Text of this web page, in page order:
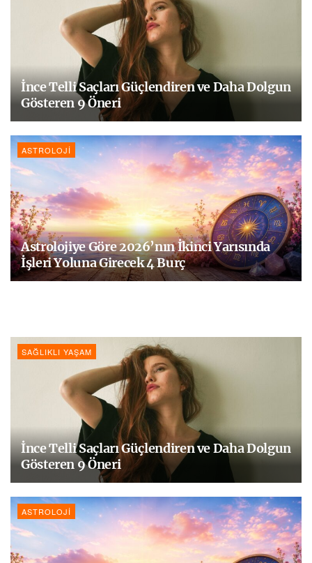
İnce Telli Saçları Güçlendiren ve Daha Dolgun
Gösteren 9 Öneri
ASTROLOJI
Astrolojiye Göre 2026’nın İkinci Yarısında
İşleri Yoluna Girecek 4 Burç
SAĞLIKLI YAŞAM
İnce Telli Saçları Güçlendiren ve Daha Dolgun
Gösteren 9 Öneri
ASTROLOJI